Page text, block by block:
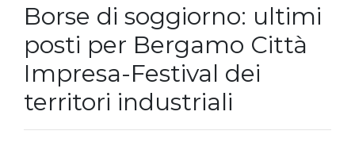
Borse di soggiorno: ultimi
posti per Bergamo Città
Impresa-Festival dei
territori industriali